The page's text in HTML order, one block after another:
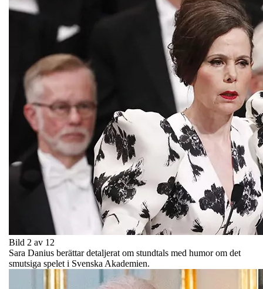
Bild 2 av 12
Sara Danius berättar detaljerat om stundtals med humor om det
smutsiga spelet i Svenska Akademien.